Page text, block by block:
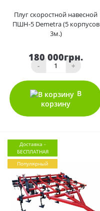
Плуг скоростной навесной
ПШН-5 Demetra (5 корпусов
3м.)
180 000грн.
- +
В
корзину
Доставка -
БЕСПЛАТНАЯ
Популярный